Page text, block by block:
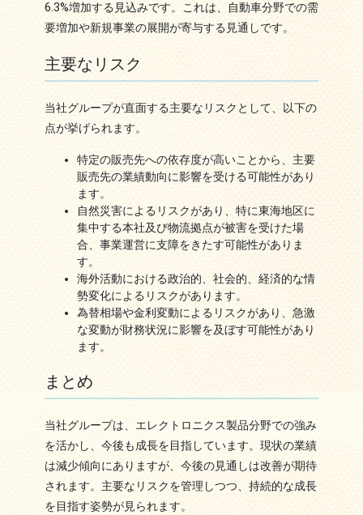
6.3%増加する見込みです。これは、自動車分野での需
要増加や新規事業の展開が寄与する見通しです。
主要なリスク
当社グループが直面する主要なリスクとして、以下の
点が挙げられます。
特定の販売先への依存度が高いことから、主要
販売先の業績動向に影響を受ける可能性があり
ます。
自然災害によるリスクがあり、特に東海地区に
集中する本社及び物流拠点が被害を受けた場
合、事業運営に支障をきたす可能性がありま
す。
海外活動における政治的、社会的、経済的な情
勢変化によるリスクがあります。
為替相場や金利変動によるリスクがあり、急激
な変動が財務状況に影響を及ぼす可能性があり
ます。
まとめ
当社グループは、エレクトロニクス製品分野での強み
を活かし、今後も成長を目指しています。現状の業績
は減少傾向にありますが、今後の見通しは改善が期待
されます。主要なリスクを管理しつつ、持続的な成長
を目指す姿勢が見られます。